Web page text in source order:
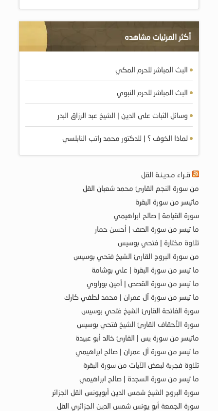
أكثر المرئيات مشاهده
البث المباشر للحرم المكي
البث المباشر للحرم النبوي
وسائل الثبات على الدين | الشيخ عبد الرزاق البدر
لماذا الخوف ؟ | للدكتور محمد راتب النابلسي
قـراء مـديـنـة القل
من سورة النجم القارئ محمد شعبان القل
ماتيسر من سورة البقرة
سورة القيامة | صالح ابراهيمي
ما تيسر من سورة الصف | أحسن حمار
تلاوة مختارة | فتحي بوسيس
من سورة البروج القارئ الشيخ فتحي بوسيس
ما تيسر من سورة البقرة | علي بوشامة
ما تيسر من سورة القصص | أمين بوراوي
ما تيسر من سورة آل عمران | محمد لطفي كارك
سورة الفاتحة القارئ الشيخ فتحي بوسيس
سورة الأحقاف القارئ الشيخ فتحي بوسيس
ماتيسر من سورة يس | القارئ خالد أبو عبيدة
ما تيسر من سورة آل عمران | صالح ابراهيمي
تلاوة فجرية لبعض الآيات من سورة البقرة
ما تيسر من سورة السجدة | صالح ابراهيمي
سورة البروج الشيخ شمس الدين أبويونس القل الجزائر
سورة الجمعة أبو يونس شمس الدين الجزائري القل